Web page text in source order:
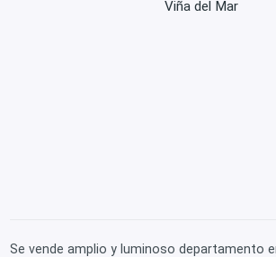
Viña del Mar
Se vende amplio y luminoso departamento